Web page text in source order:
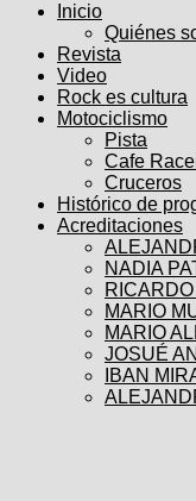
Inicio
Quiénes
Revista
Video
Rock es cultura
Motociclismo
Pista
Cafe
Cruceros
Histórico de
Acreditaciones
NADIA
MARIO
MARIO
JOSUÉ
IBAN